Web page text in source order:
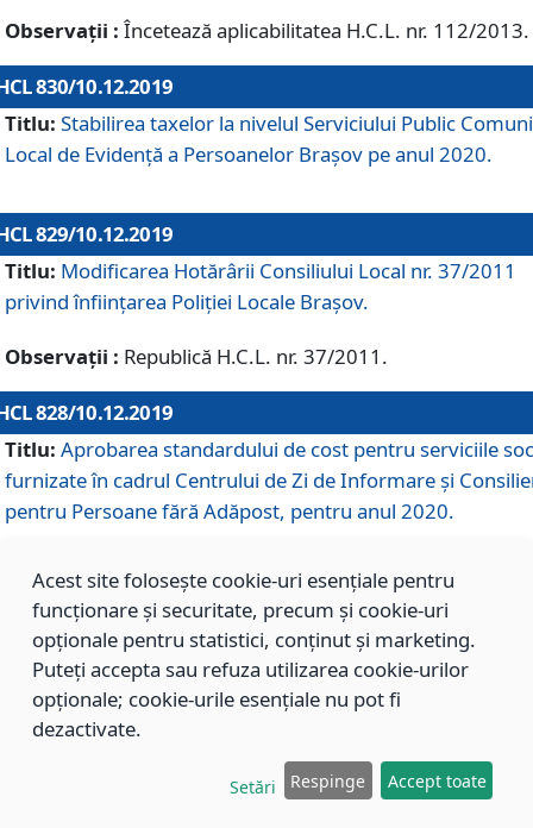
Observații : Încetează aplicabilitatea H.C.L. nr. 112/2013.
830/10.12.2019
Titlu: Stabilirea taxelor la nivelul Serviciului Public
Local de Evidenţă a Persoanelor Braşov pe anul 2020.
829/10.12.2019
Titlu: Modificarea Hotărârii Consiliului Local nr. 37/2011
privind înființarea Poliției Locale Brașov.
Observații : Republică H.C.L. nr. 37/2011.
828/10.12.2019
Titlu: Aprobarea standardului de cost pentru serviciile
furnizate în cadrul Centrului de Zi de Informare și
pentru Persoane fără Adăpost, pentru anul 2020.
827/10.12.2019
Aprobarea standardului de cost pentru serviciile
furnizate în cadrul Centrului Rezidențial pentru Persoane
Adăpost, pentru anul 2020.
Aprobarea standardului de cost pentru serviciile
Acest site folosește cookie-uri esențiale pentru
funcționare și securitate, precum și cookie-uri
opționale pentru statistici, conținut și marketing.
Puteți accepta sau refuza utilizarea cookie-urilor
opționale; cookie-urile esențiale nu pot fi
dezactivate.
Setări Respinge Accept toate